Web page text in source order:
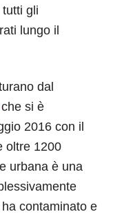
gli
lungo il
dal
si è
2016 con il
oltre 1200
urbana è una
ha contaminato e